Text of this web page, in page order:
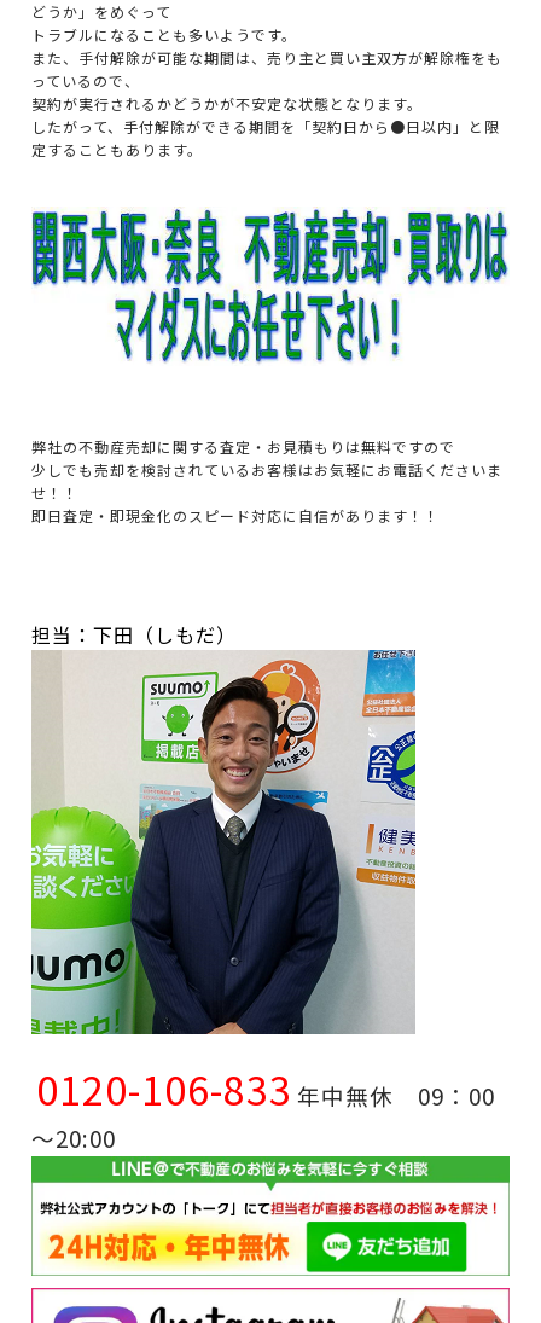
どうか」をめぐって
トラブルになることも多いようです。
また、手付解除が可能な期間は、売り主と買い主双方が解除権をも
っているので、
契約が実行されるかどうかが不安定な状態となります。
したがって、手付解除ができる期間を「契約日から●日以内」と限
定することもあります。
弊社の不動産売却に関する査定・お見積もりは無料ですので
少しでも売却を検討されているお客様はお気軽にお電話くださいま
せ！！
即日査定・即現金化のスピード対応に自信があります！！
担当：下田（しもだ）
0120-106-833 年中無休 09：00
～20:00